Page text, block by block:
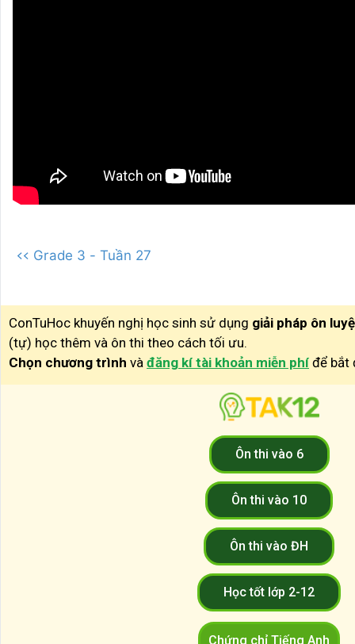
<< Grade 3 - Tuần 27
ConTuHoc khuyến nghị học sinh sử dụng giải pháp ôn
(tự) học thêm và ôn thi theo cách tối ưu.
Chọn chương trình và đăng kí tài khoản miễn phí để bắt
Ôn thi vào 6
Ôn thi vào 10
Ôn thi vào ĐH
Học tốt lớp 2-12
Chứng chỉ Tiếng Anh